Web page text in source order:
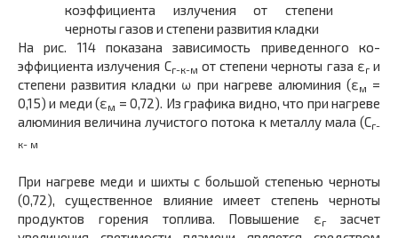
На рис. 114 показана зависимость приведенного ко­
эффициента излучения Сг-к-м от степени черноты газа εги
степени развития кладки ω при нагреве алюминия (εм
=
0,15) и меди (εм = 0,72). Из графика видно, что при нагреве
алюминия величина лучистого потока к металлу мала (Сг-
к- м
При нагреве меди и шихты с большой степенью черноты
(0,72), существен­ное влияние имеет степень черноты
продуктов горения топлива. Повышение εг
засчет